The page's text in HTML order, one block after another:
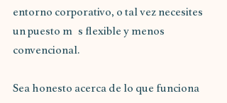
entorno corporativo, o tal vez necesites
un puesto m s flexible y menos
convencional.
Sea honesto acerca de lo que funciona